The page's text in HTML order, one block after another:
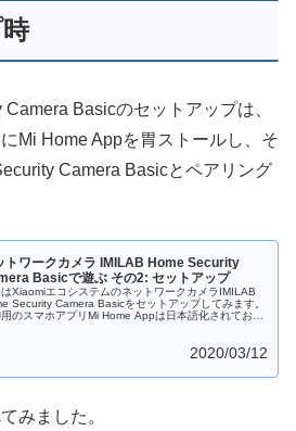
Camera Basicのセットアップは、
Mi Home Appを胃ストールし、そ
Camera Basicとペアリング
トワークカメラ IMILAB Home Security
Basicで遊ぶ その2: セットアップ
XiaomiエコシステムのネットワークカメラIMILAB
Security Camera Basicをセットアップしてみます。
のスマホアプリMi Home Appは日本語化されてお
2020/03/12
みました。